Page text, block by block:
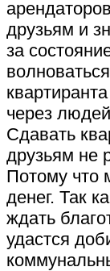
друзьям и
за
через
Сдавать
друзьям не
Потому что
денег. Так
ждать
удастся